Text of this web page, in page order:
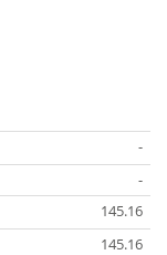
-
-
145.16
145.16